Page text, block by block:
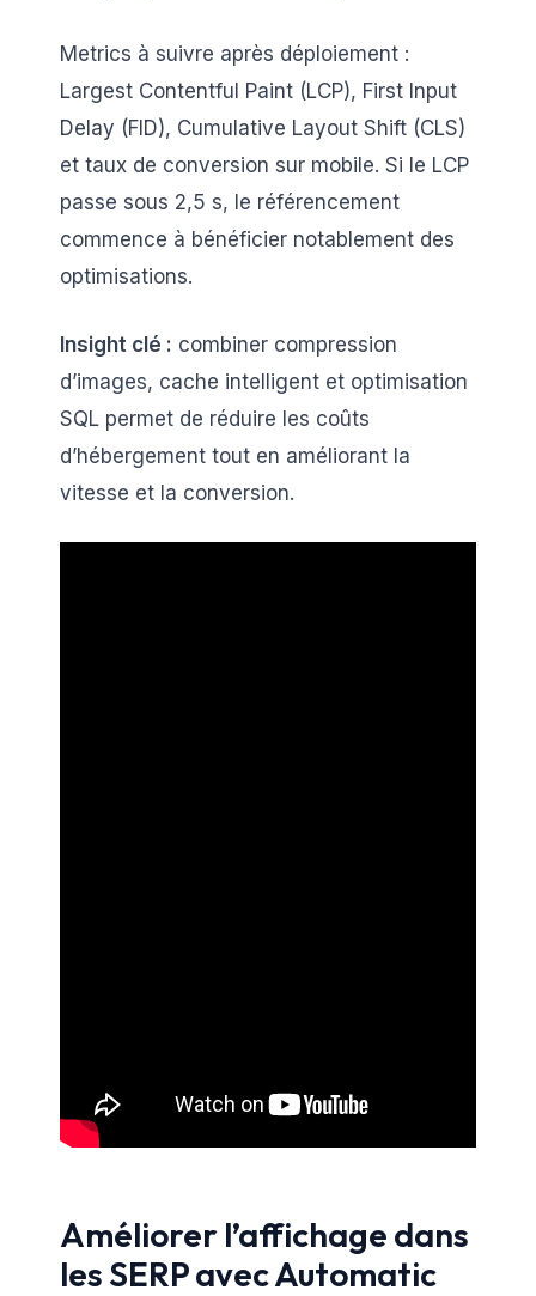
Metrics à suivre après déploiement :
Largest Contentful Paint (LCP), First Input
Delay (FID), Cumulative Layout Shift (CLS)
et taux de conversion sur mobile. Si le LCP
passe sous 2,5 s, le référencement
commence à bénéficier notablement des
optimisations.
Insight clé : combiner compression
d’images, cache intelligent et optimisation
SQL permet de réduire les coûts
d’hébergement tout en améliorant la
vitesse et la conversion.
Améliorer l’affichage dans
les SERP avec Automatic